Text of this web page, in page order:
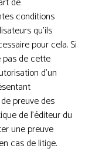
conditions
qu’ils
pour cela. Si
pas de cette
d’un
preuve des
de l’éditeur du
une preuve
cas de litige.